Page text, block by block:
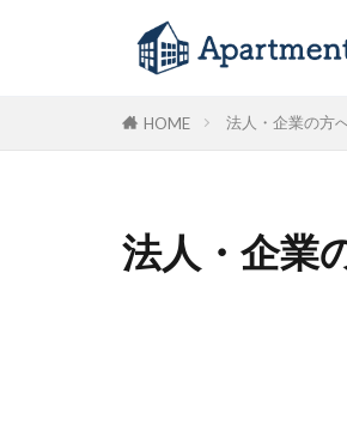
HOME 法人・企業の方
法人・企業